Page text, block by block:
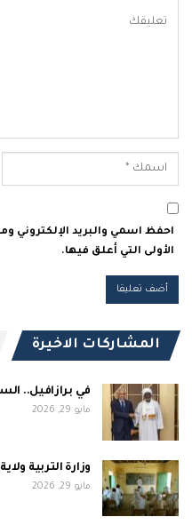
احفظ اسمي والبريد الإلكتروني
الأولى التي أعلق فيها.
المشاركات الاخيرة
في برازافيل..
مايو 29, 2026
وزارة التربية
مايو 29, 2026